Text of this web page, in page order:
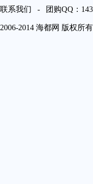
联系我们 - 团购QQ：
2006-2014 海都网 版权所